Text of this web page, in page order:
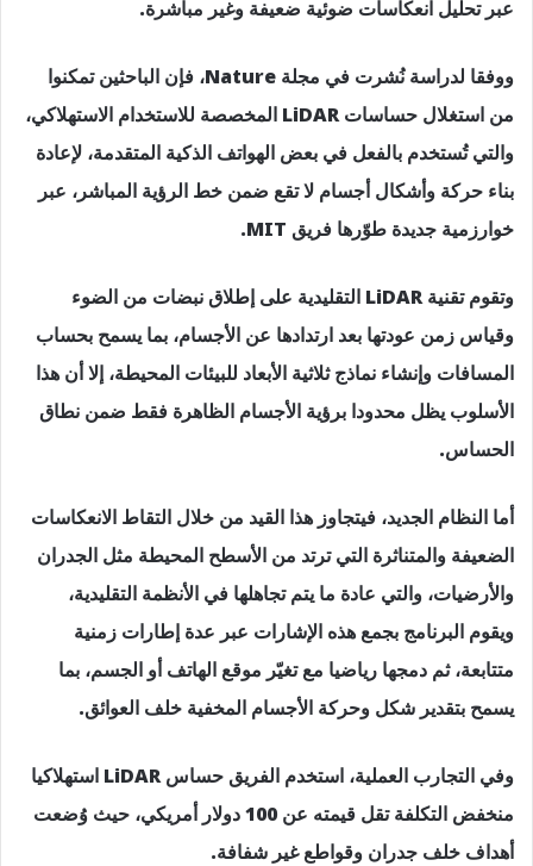
عبر تحليل انعكاسات ضوئية ضعيفة وغير مباشرة.
ووفقا لدراسة نُشرت في مجلة Nature، فإن الباحثين تمكنوا
من استغلال حساسات LiDAR المخصصة للاستخدام الاستهلاكي،
والتي تُستخدم بالفعل في بعض الهواتف الذكية المتقدمة، لإعادة
بناء حركة وأشكال أجسام لا تقع ضمن خط الرؤية المباشر، عبر
خوارزمية جديدة طوّرها فريق MIT.
وتقوم تقنية LiDAR التقليدية على إطلاق نبضات من الضوء
وقياس زمن عودتها بعد ارتدادها عن الأجسام، بما يسمح بحساب
المسافات وإنشاء نماذج ثلاثية الأبعاد للبيئات المحيطة، إلا أن هذا
الأسلوب يظل محدودا برؤية الأجسام الظاهرة فقط ضمن نطاق
الحساس.
أما النظام الجديد، فيتجاوز هذا القيد من خلال التقاط الانعكاسات
الضعيفة والمتناثرة التي ترتد من الأسطح المحيطة مثل الجدران
والأرضيات، والتي عادة ما يتم تجاهلها في الأنظمة التقليدية،
ويقوم البرنامج بجمع هذه الإشارات عبر عدة إطارات زمنية
متتابعة، ثم دمجها رياضيا مع تغيّر موقع الهاتف أو الجسم، بما
يسمح بتقدير شكل وحركة الأجسام المخفية خلف العوائق.
وفي التجارب العملية، استخدم الفريق حساس LiDAR استهلاكيا
منخفض التكلفة تقل قيمته عن 100 دولار أمريكي، حيث وُضعت
أهداف خلف جدران وقواطع غير شفافة.